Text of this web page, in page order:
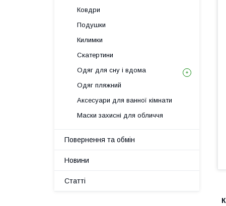
Ковдри
Подушки
Килимки
Скатертини
Одяг для сну і вдома
Одяг пляжний
Аксесуари для ванної кімнати
Маски захисні для обличчя
Повернення та обмін
Новини
Статті